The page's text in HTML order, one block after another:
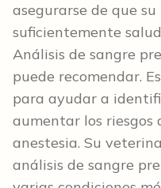
asegurarse de que
suficientemente
Análisis de sangre
puede recomendar.
para ayudar a
aumentar los riesgos
anestesia. Su
análisis de sangre